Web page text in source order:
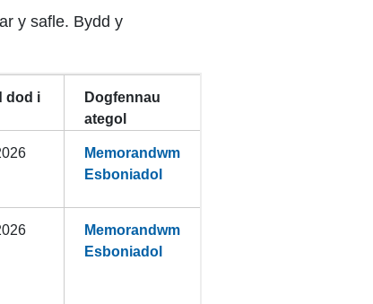
y safle. Bydd y
dod i
Dogfennau
ategol
Memorandwm
Esboniadol
Memorandwm
Esboniadol